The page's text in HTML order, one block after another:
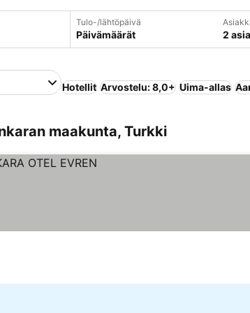
Tulo-/lähtöpäivä
Päivämäärät 2
Hotellit Arvostelu: 8,0+ Uima-allas
maakunta, Turkki